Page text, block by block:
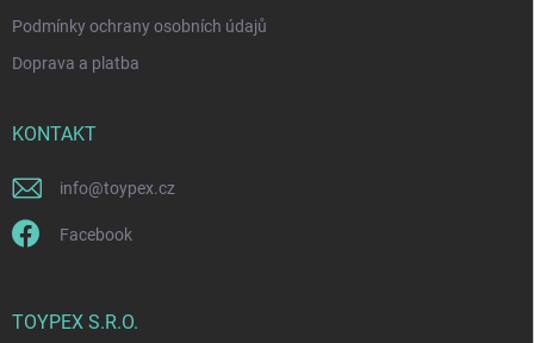
Podmínky ochrany osobních údajů
Doprava a platba
KONTAKT
info@toypex.cz
Facebook
TOYPEX S.R.O.